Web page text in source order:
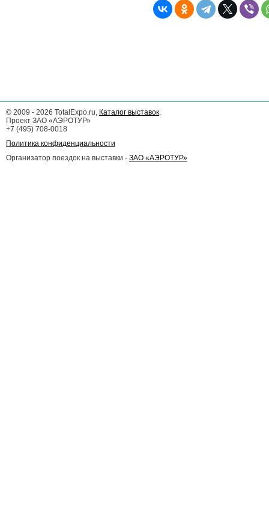
© 2009 - 2026 TotalExpo.ru, Каталог выставок.
Проект ЗАО «АЭРОТУР»
+7 (495) 708-0018
Политика конфиденциальности
Организатор поездок на выставки - ЗАО «АЭРОТУР»